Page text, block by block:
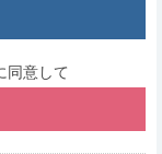
同意して